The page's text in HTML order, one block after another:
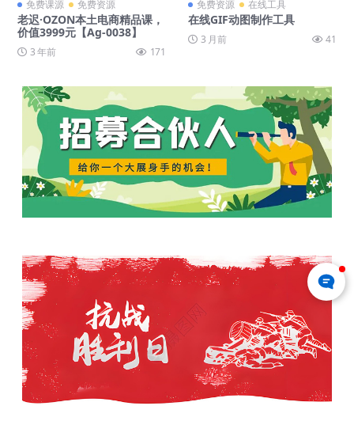
免费课源 免费资源
老迟·OZON本土电商精品课，
价值3999元【Ag-0038】
3 年前 171
免费资源 在线工具
在线GIF动图制作工具
3 月前 41